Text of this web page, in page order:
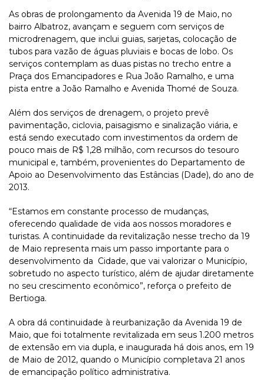
As obras de prolongamento da Avenida 19 de Maio, no
bairro Albatroz, avançam e seguem com serviços de
microdrenagem, que inclui guias, sarjetas, colocação de
tubos para vazão de águas pluviais e bocas de lobo. Os
serviços contemplam as duas pistas no trecho entre a
Praça dos Emancipadores e Rua João Ramalho, e uma
pista entre a João Ramalho e Avenida Thomé de Souza.
Além dos serviços de drenagem, o projeto prevê
pavimentação, ciclovia, paisagismo e sinalização viária, e
está sendo executado com investimentos da ordem de
pouco mais de R$ 1,28 milhão, com recursos do tesouro
municipal e, também, provenientes do Departamento de
Apoio ao Desenvolvimento das Estâncias (Dade), do ano de
2013.
“Estamos em constante processo de mudanças,
oferecendo qualidade de vida aos nossos moradores e
turistas. A continuidade da revitalização nesse trecho da 19
de Maio representa mais um passo importante para o
desenvolvimento da Cidade, que vai valorizar o Município,
sobretudo no aspecto turístico, além de ajudar diretamente
no seu crescimento econômico”, reforça o prefeito de
Bertioga.
A obra dá continuidade à reurbanização da Avenida 19 de
Maio, que foi totalmente revitalizada em seus 1.200 metros
de extensão em via dupla, e inaugurada há dois anos, em 19
de Maio de 2012, quando o Município completava 21 anos
de emancipação político administrativa.